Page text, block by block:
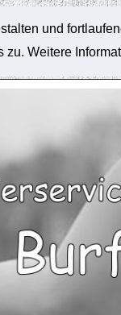
und
Weitere